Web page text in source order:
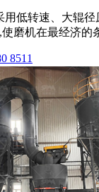
用低转速、大辊
磨机在最经济的
8511